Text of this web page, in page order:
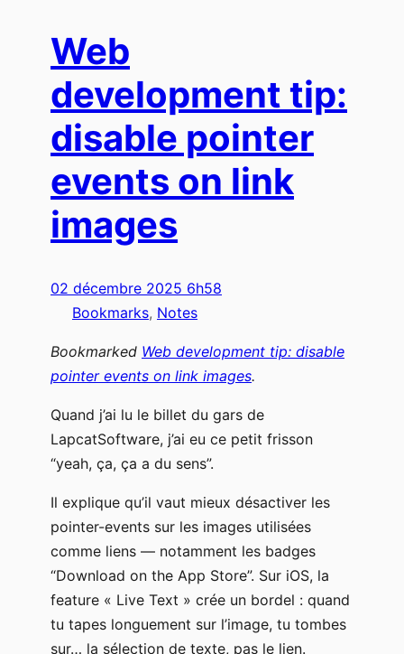
Web
development tip:
disable pointer
events on link
images
02 décembre 2025 6h58
Bookmarks, Notes
Bookmarked Web development tip: disable
pointer events on link images.
Quand j’ai lu le billet du gars de
LapcatSoftware, j’ai eu ce petit frisson
“yeah, ça, ça a du sens”.
Il explique qu’il vaut mieux désactiver les
pointer-events sur les images utilisées
comme liens — notamment les badges
“Download on the App Store”. Sur iOS, la
feature « Live Text » crée un bordel : quand
tu tapes longuement sur l’image, tu tombes
sur… la sélection de texte, pas le lien.